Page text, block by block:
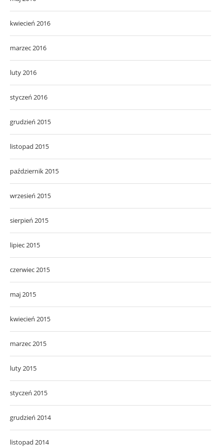
kwiecień 2016
marzec 2016
luty 2016
styczeń 2016
grudzień 2015
listopad 2015
październik 2015
wrzesień 2015
sierpień 2015
lipiec 2015
czerwiec 2015
maj 2015
kwiecień 2015
marzec 2015
luty 2015
styczeń 2015
grudzień 2014
listopad 2014